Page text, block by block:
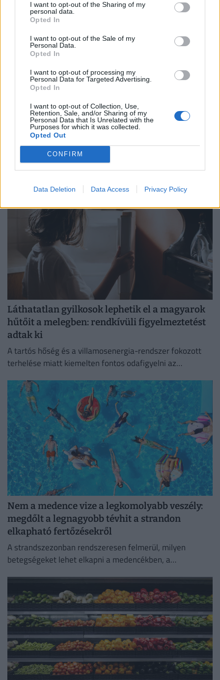
I want to opt-out of the Sharing of my
personal data.
Opted In
I want to opt-out of the Sale of my
Personal Data.
Opted In
I want to opt-out of processing my
Personal Data for Targeted Advertising.
Opted In
I want to opt-out of Collection, Use,
Retention, Sale, and/or Sharing of my
Personal Data that Is Unrelated with the
Purposes for which it was collected.
Opted Out
CONFIRM
Data Deletion Data Access Privacy Policy
Rendkívüli bejelentés: meghosszabbították a
hőségriasztást, kegyetlen napok várnak a
magyarokra
A döntést a HungaroMet előrejelzése alapján hozták
meg, amely szerint a következő napokban is tartós hőség
Láthatatlan gyilkosok lephetik el a magyarok
hűtőit a melegben: rendkívüli figyelmeztetést
adtak ki
A tartós hőség és a villamosenergia-rendszer fokozott
terhelése miatt kiemelten fontos odafigyelni az
Nem a medence vize a legkomolyabb veszély:
megdőlt a legnagyobb tévhit a strandon
elkapható fertőzésekről
A strandszezonban rendszeresen felmerül, milyen
betegségeket lehet elkapni a medencékben, a